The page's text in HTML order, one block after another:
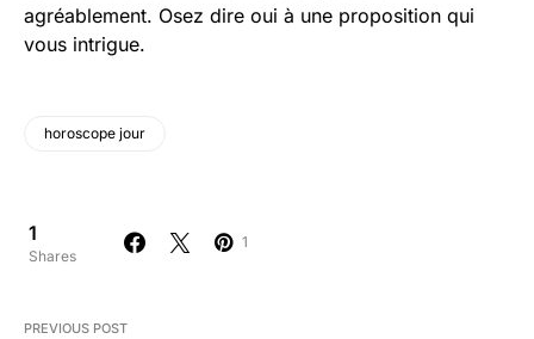
agréablement. Osez dire oui à une proposition qui
vous intrigue.
horoscope jour
1
Shares
1
PREVIOUS POST